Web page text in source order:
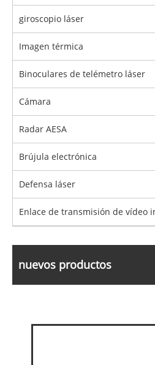
giroscopio láser
Imagen térmica
Binoculares de telémetro láser
Cámara
Radar AESA
Brújula electrónica
Defensa láser
Enlace de transmisión de vídeo
nuevos productos